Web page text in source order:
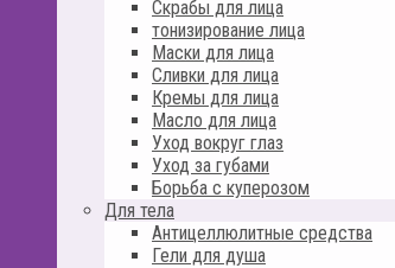
Скрабы для лица
тонизирование лица
Маски для лица
Сливки для лица
Кремы для лица
Масло для лица
Уход вокруг глаз
Уход за губами
Борьба с куперозом
Для тела
Антицеллюлитные средства
Гели для душа